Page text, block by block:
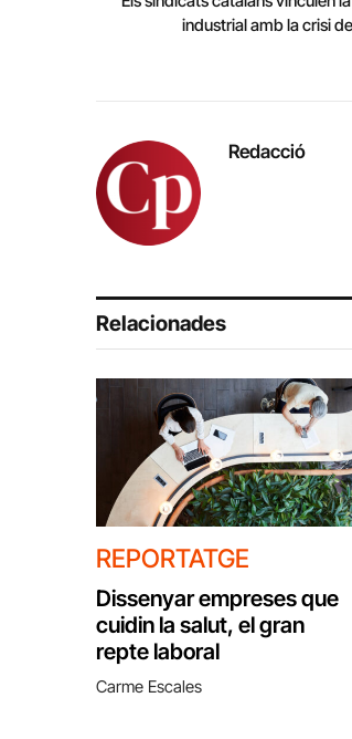
industrial amb la crisi
Redacció
Relacionades
REPORTATGE
Dissenyar empreses que
cuidin la salut, el gran
repte laboral
Carme Escales